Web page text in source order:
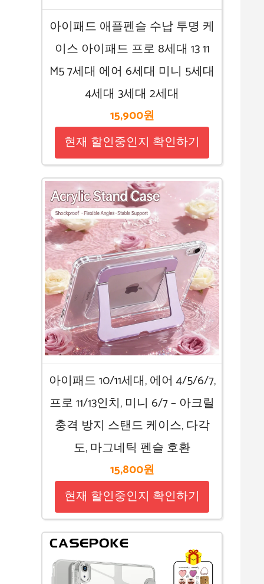
아이패드 애플펜슬 수납 투명 케
이스 아이패드 프로 8세대 13 11
M5 7세대 에어 6세대 미니 5세대
4세대 3세대 2세대
15,900원
현재 할인중인지 확인하기
아이패드 10/11세대, 에어 4/5/6/7,
프로 11/13인치, 미니 6/7 – 아크릴
충격 방지 스탠드 케이스, 다각
도, 마그네틱 펜슬 호환
15,800원
현재 할인중인지 확인하기